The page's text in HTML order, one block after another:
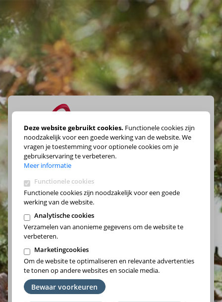
Maak je keuze
Vlaams-Brabant/Brussel
Wallonie
Deze website gebruikt cookies. Functionele cookies zijn
noodzakelijk voor een goede werking van de website. We
vragen je toestemming voor optionele cookies om je
gebruikservaring te verbeteren.
Meer informatie
Functionele cookies
Functionele cookies zijn noodzakelijk voor een goede
werking van de website.
Analytische cookies
Verzamelen van anonieme gegevens om de website te
verbeteren.
Marketingcookies
Om de website te optimaliseren en relevante advertenties
te tonen op andere websites en sociale media.
Bewaar voorkeuren